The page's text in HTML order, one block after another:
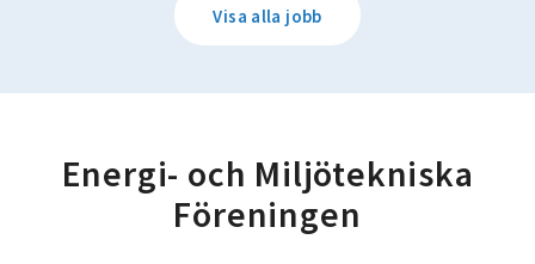
Visa alla jobb
Energi- och Miljötekniska
Föreningen